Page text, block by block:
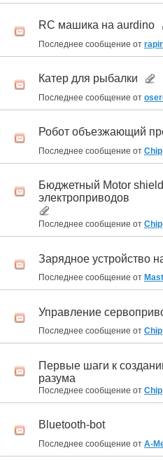
RC машика на aurdino
Последнее сообщение от
Катер для рыбалки
Последнее сообщение от
Робот объезжающий
Последнее сообщение от Chip
Бюджетный Motor
электроприводов
Последнее сообщение от Chip
Зарядное устройство
Последнее сообщение от
Управление
Последнее сообщение от Chip
Первые шаги к
разума
Последнее сообщение от Chip
Bluetooth-bot
Последнее сообщение от А-